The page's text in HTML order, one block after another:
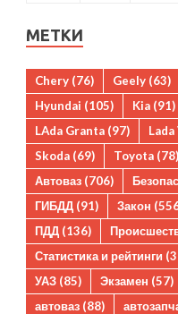
МЕТКИ
Chery (76) Geely (63)
Hyundai (105) Kia (91)
LAda Granta (97)
Skoda (69) Toyota (78)
Автоваз (706)
ГИБДД (91) Закон
ПДД (136)
Статистика и рейтинги
УАЗ (85) Экзамен (57)
автоваз (88)